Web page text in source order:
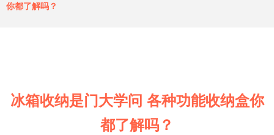
你都了解吗？
冰箱收纳是门大学问 各种功能收纳盒你
都了解吗？